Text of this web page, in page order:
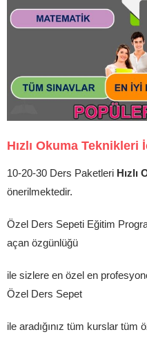
Hızlı Okuma
10-20-30 Ders Paketleri Hızlı
önerilmektedir.
Özel Ders Sepeti Eğitim
açan özgünlüğü
ile sizlere en özel en
Özel Ders Sepet
ile aradığınız tüm kurslar tüm